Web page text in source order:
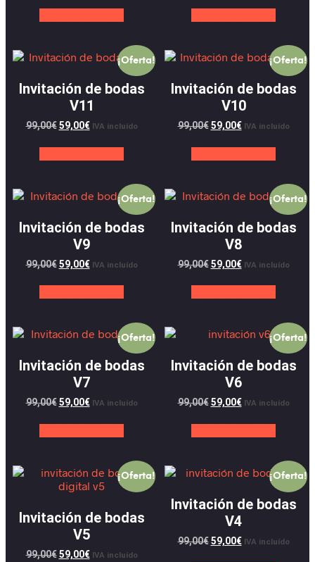
¡Oferta!
Invitación de bodas
V11
99,00€ 59,00€ IVA incluído
¡Oferta!
Invitación de bodas
V10
99,00€ 59,00€ IVA incluído
¡Oferta!
Invitación de bodas
V9
99,00€ 59,00€ IVA incluído
¡Oferta!
Invitación de bodas
V8
99,00€ 59,00€ IVA incluído
¡Oferta!
Invitación de bodas
V7
99,00€ 59,00€ IVA incluído
¡Oferta!
Invitación de bodas
V6
99,00€ 59,00€ IVA incluído
¡Oferta!
Invitación de bodas
V5
99,00€ 59,00€ IVA incluído
¡Oferta!
Invitación de bodas
V4
99,00€ 59,00€ IVA incluído